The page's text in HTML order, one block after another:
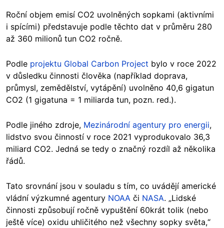
Roční objem emisí CO2 uvolněných sopkami (aktivními
i spícími) představuje podle těchto dat v průměru 280
až 360 milionů tun CO2 ročně.
Podle projektu Global Carbon Project bylo v roce 2022
v důsledku činnosti člověka (například doprava,
průmysl, zemědělství, vytápění) uvolněno 40,6 gigatun
CO2 (1 gigatuna = 1 miliarda tun, pozn. red.).
Podle jiného zdroje, Mezinárodní agentury pro energii,
lidstvo svou činností v roce 2021 vyprodukovalo 36,3
miliard CO2. Jedná se tedy o značný rozdíl až několika
řádů.
Tato srovnání jsou v souladu s tím, co uvádějí americké
vládní výzkumné agentury NOAA či NASA. „Lidské
činnosti způsobují ročně vypuštění 60krát tolik (nebo
ještě více) oxidu uhličitého než všechny sopky světa,“